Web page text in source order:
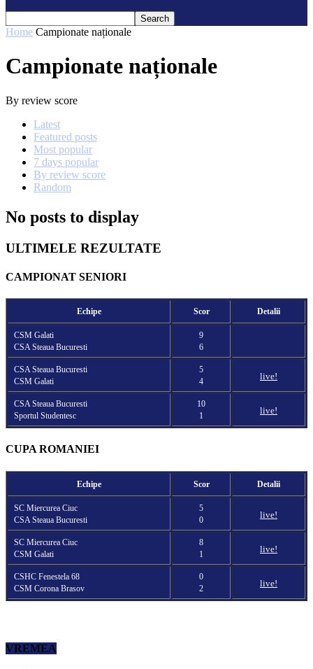
Home Campionate naționale
Campionate naționale
By review score
Latest
Featured posts
Most popular
7 days popular
By review score
Random
No posts to display
ULTIMELE REZULTATE
CAMPIONAT SENIORI
Echipe Scor Detalii
CSM Galati
CSA Steaua Bucuresti
9
6
CSA Steaua Bucuresti
CSM Galati
5
4
live!
CSA Steaua Bucuresti
Sportul Studentesc
10
1
live!
CUPA ROMANIEI
Echipe Scor Detalii
SC Miercurea Ciuc
CSA Steaua Bucuresti
5
0
live!
SC Miercurea Ciuc
CSM Galati
8
1
live!
CSHC Fenestela 68
CSM Corona Brasov
0
2
live!
VREMEA